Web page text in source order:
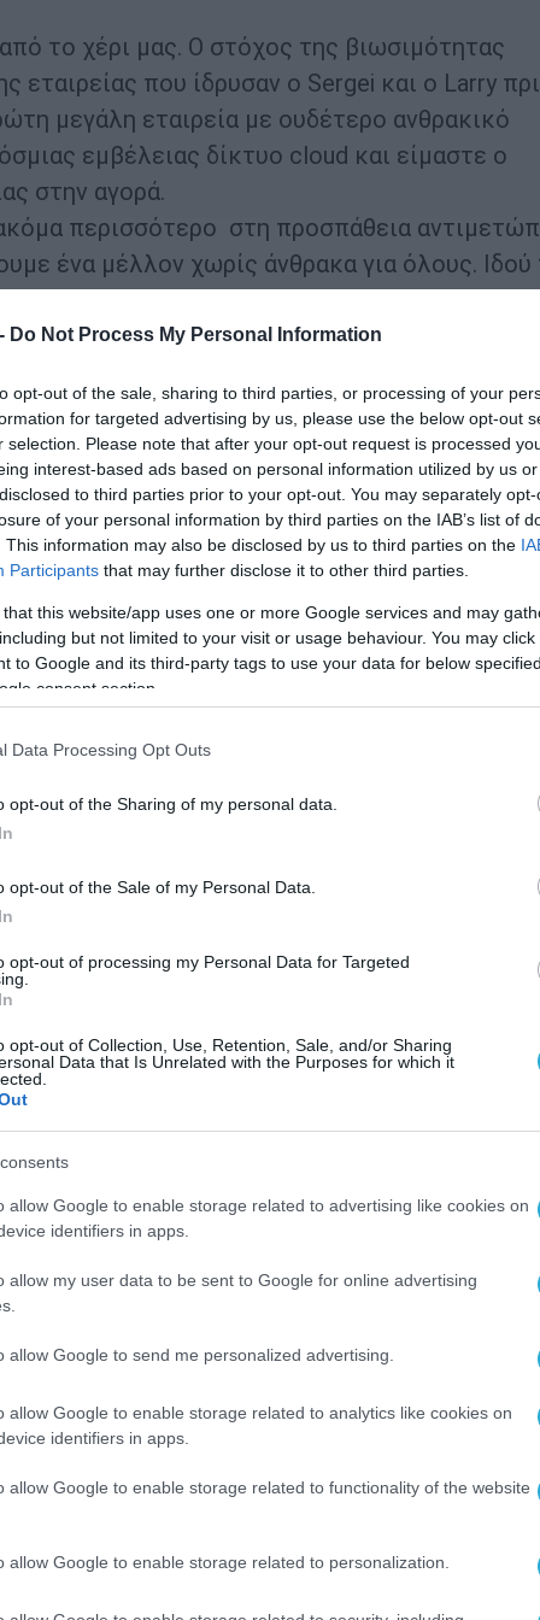
Do Not Process My Personal Information
opt-out of the sale, sharing to third parties, or processing of your
for targeted advertising by us, please use the below opt-out
selection. Please note that after your opt-out request is processed
interest-based ads based on personal information utilized by us
to third parties prior to your opt-out. You may separately
of your personal information by third parties on the IAB’s list of
This information may also be disclosed by us to third parties on the
Participants that may further disclose it to other third parties.
that this website/app uses one or more Google services and may
but not limited to your visit or usage behaviour. You may
to Google and its third-party tags to use your data for below
consent section.
Data Processing Opt Outs
opt-out of the Sharing of my personal data.
opt-out of the Sale of my Personal Data.
opt-out of processing my Personal Data for Targeted
opt-out of Collection, Use, Retention, Sale, and/or Sharing
Data that Is Unrelated with the Purposes for which it
allow Google to enable storage related to advertising like cookies on
identifiers in apps.
allow my user data to be sent to Google for online advertising
allow Google to send me personalized advertising.
allow Google to enable storage related to analytics like cookies on
identifiers in apps.
allow Google to enable storage related to functionality of the website
allow Google to enable storage related to personalization.
το χέρι μας. Ο στόχος της βιωσιμότητας
εταιρείας που ίδρυσαν ο Sergei και ο Larry
μεγάλη εταιρεία με ουδέτερο ανθρακικό
εμβέλειας δίκτυο cloud και είμαστε ο
στην αγορά.
περισσότερο στη προσπάθεια
ένα μέλλον χωρίς άνθρακα για όλους.
μας.
να λειτουργεί πλήρως και μόνο με
μας. Αυτό είναι ακόμη μεγαλύτερη
κατανάλωσης με χρήση ανανεώσιμων
να το πετύχουμε μέχρι το 2030.
τους συνεργάτες μας και το κόσμο να
σε περιοχές που φιλοξενούν τη
να παρέχουν 5GW (5 γιγαβάτ) ενέργεια
έτσι 500 πόλεις να μειώσουν τις
για να ενισχύσουμε 1 δις ανθρώπους μέσα
θα δημιουργήσουν, έως το 2025, περίπου
και σε άλλους σχετικούς κλάδους,
της εταιρείας (συμπεριλαμβανομένων όλων
ουδέτεροι το 2007) μέσα από την
Αυτό σημαίνει πως όλο το ανθρακικό
σήμερα, είναι μηδενικό. Είμαστε πολύ
που το πέτυχε αυτό.
κατανάλωσής μας αντισταθμιζόταν
ένα ακόμη βήμα, καθώς, μέχρι το 2030, η
με καθαρή ενέργεια, πάντοτε και παντού.
να αντιμετωπίσουμε, η οποία παρουσιάζει
η πρώτη εταιρεία που έχει θέσει
θα τον πετύχει.
ενέργεια σε όλα τα κέντρα δεδομένων
μας τροφοδοτούν όλες τις υπηρεσίες που
σημαίνει ότι κάθε email που στέλνετε μέσω
video που βλέπετε στο YouTube και κάθε